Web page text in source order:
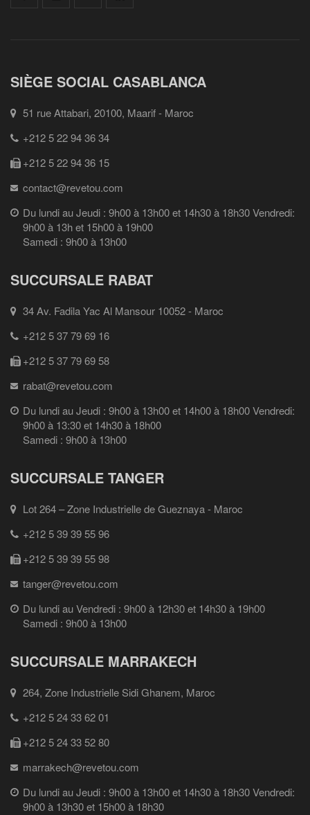
SIÈGE SOCIAL CASABLANCA
51 rue Attabari, 20100, Maarif - Maroc
+212 5 22 94 36 34
+212 5 22 94 36 15
contact@revetou.com
Du lundi au Jeudi : 9h00 à 13h00 et 14h30 à 18h30 Vendredi:
9h00 à 13h et 15h00 à 19h00
Samedi : 9h00 à 13h00
SUCCURSALE RABAT
34 Av. Fadila Yac Al Mansour 10052 - Maroc
+212 5 37 79 69 16
+212 5 37 79 69 58
rabat@revetou.com
Du lundi au Jeudi : 9h00 à 13h00 et 14h00 à 18h00 Vendredi:
9h00 à 13:30 et 14h30 à 18h00
Samedi : 9h00 à 13h00
SUCCURSALE TANGER
Lot 264 – Zone Industrielle de Gueznaya - Maroc
+212 5 39 39 55 96
+212 5 39 39 55 98
tanger@revetou.com
Du lundi au Vendredi : 9h00 à 12h30 et 14h30 à 19h00
Samedi : 9h00 à 13h00
SUCCURSALE MARRAKECH
264, Zone Industrielle Sidi Ghanem, Maroc
+212 5 24 33 62 01
+212 5 24 33 52 80
marrakech@revetou.com
Du lundi au Jeudi : 9h00 à 13h00 et 14h30 à 18h30 Vendredi:
9h00 à 13h30 et 15h00 à 18h30